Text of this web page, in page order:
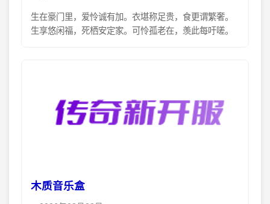
生在豪门里，爱怜诚有加。衣堪称足贵，食更谓繁奢。
生享悠闲福，死栖安定家。可怜孤老在，羡此每吁嗟。
木质音乐盒